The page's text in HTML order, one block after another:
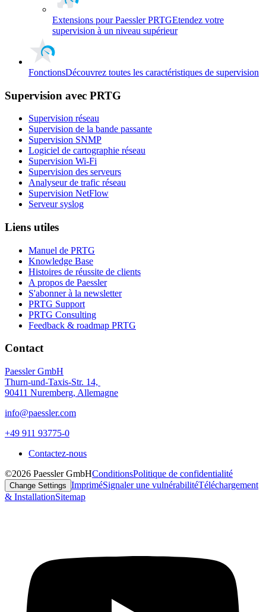
Extensions pour Paessler PRTGEtendez votre
supervision à un niveau supérieur
FonctionsDécouvrez toutes les caractéristiques de supervision
Supervision avec PRTG
Supervision réseau
Supervision de la bande passante
Supervision SNMP
Logiciel de cartographie réseau
Supervision Wi-Fi
Supervision des serveurs
Analyseur de trafic réseau
Supervision NetFlow
Serveur syslog
Liens utiles
Manuel de PRTG
Knowledge Base
Histoires de réussite de clients
A propos de Paessler
S'abonner à la newsletter
PRTG Support
PRTG Consulting
Feedback & roadmap PRTG
Contact
Paessler GmbH
Thurn-und-Taxis-Str. 14,
90411 Nuremberg, Allemagne
info@paessler.com
+49 911 93775-0
Contactez-nous
©2026 Paessler GmbHConditionsPolitique de confidentialité
Change Settings ImpriméSignaler une vulnérabilitéTéléchargement
& InstallationSitemap